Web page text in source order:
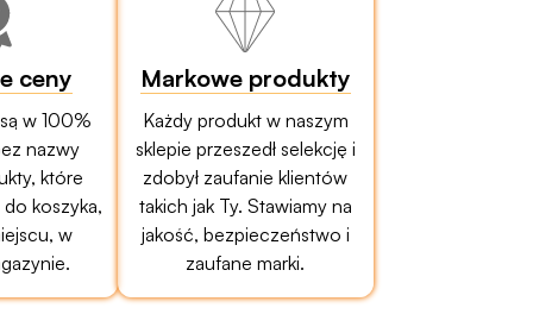
ceny
w 100%
nazwy
które
koszyka,
w
Markowe produkty
Każdy produkt w naszym
sklepie przeszedł selekcję i
zdobył zaufanie klientów
takich jak Ty. Stawiamy na
jakość, bezpieczeństwo i
zaufane marki.